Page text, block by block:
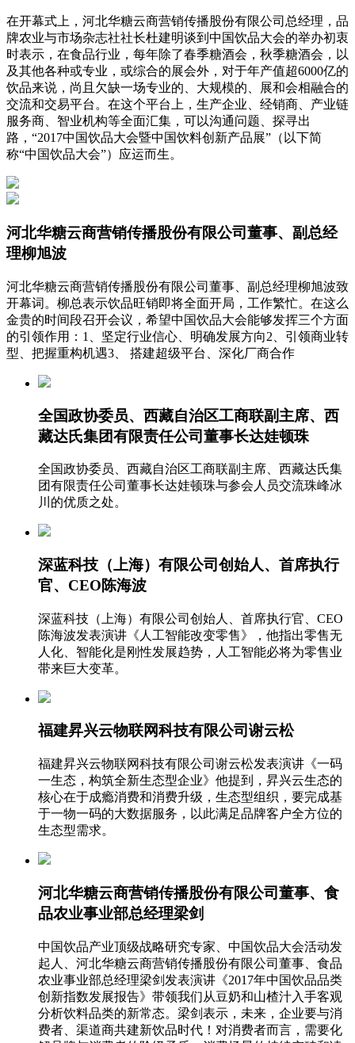
在开幕式上，河北华糖云商营销传播股份有限公司总经理，品
牌农业与市场杂志社社长杜建明谈到中国饮品大会的举办初衷
时表示，在食品行业，每年除了春季糖酒会，秋季糖酒会，以
及其他各种或专业，或综合的展会外，对于年产值超6000亿的
饮品来说，尚且欠缺一场专业的、大规模的、展和会相融合的
交流和交易平台。在这个平台上，生产企业、经销商、产业链
服务商、智业机构等全面汇集，可以沟通问题、探寻出
路，“2017中国饮品大会暨中国饮料创新产品展”（以下简
称“中国饮品大会”）应运而生。
河北华糖云商营销传播股份有限公司董事、副总经
理柳旭波
河北华糖云商营销传播股份有限公司董事、副总经理柳旭波致
开幕词。柳总表示饮品旺销即将全面开局，工作繁忙。在这么
金贵的时间段召开会议，希望中国饮品大会能够发挥三个方面
的引领作用：1、坚定行业信心、明确发展方向2、引领商业转
型、把握重构机遇3、 搭建超级平台、深化厂商合作
全国政协委员、西藏自治区工商联副主席、西
藏达氏集团有限责任公司董事长达娃顿珠
全国政协委员、西藏自治区工商联副主席、西藏达氏集
团有限责任公司董事长达娃顿珠与参会人员交流珠峰冰
川的优质之处。
深蓝科技（上海）有限公司创始人、首席执行
官、CEO陈海波
深蓝科技（上海）有限公司创始人、首席执行官、CEO
陈海波发表演讲《人工智能改变零售》，他指出零售无
人化、智能化是刚性发展趋势，人工智能必将为零售业
带来巨大变革。
福建昇兴云物联网科技有限公司谢云松
福建昇兴云物联网科技有限公司谢云松发表演讲《一码
一生态，构筑全新生态型企业》他提到，昇兴云生态的
核心在于成瘾消费和消费升级，生态型组织，要完成基
于一物一码的大数据服务，以此满足品牌客户全方位的
生态型需求。
河北华糖云商营销传播股份有限公司董事、食
品农业事业部总经理梁剑
中国饮品产业顶级战略研究专家、中国饮品大会活动发
起人、河北华糖云商营销传播股份有限公司董事、食品
农业事业部总经理梁剑发表演讲《2017年中国饮品品类
创新指数发展报告》带领我们从豆奶和山楂汁入手客观
分析饮料品类的新常态。梁剑表示，未来，企业要与消
费者、渠道商共建新饮品时代！对消费者而言，需要化